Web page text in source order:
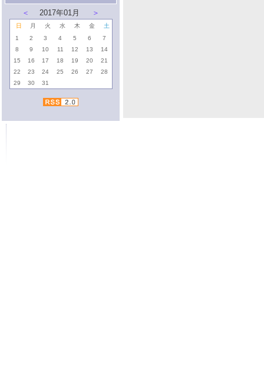
＜
2017年01月 ＞
日 月 火 水 木 金
土
1
2 3 4 5 6
7
8
9 10 11 12 13
14
15
16 17 18 19 20
21
22
23 24 25 26 27
28
29
30 31